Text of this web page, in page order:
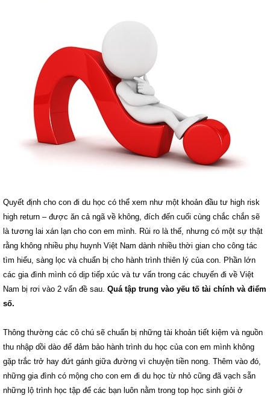
Quyết định cho con đi du học có thể xem như một khoản đầu tư high risk
high return – được ăn cả ngã về không, đích đến cuối cùng chắc chắn sẽ
là tương lai xán lạn cho con em mình. Rủi ro là thế, nhưng có một sự thật
rằng không nhiều phụ huynh Việt Nam dành nhiều thời gian cho công tác
tìm hiểu, sàng lọc và chuẩn bị cho hành trình thiên lý của con. Phần lớn
các gia đình mình có dịp tiếp xúc và tư vấn trong các chuyến đi về Việt
Nam bị rơi vào 2 vấn đề sau. Quá tập trung vào yếu tố tài chính và điểm
số.
Thông thường các cô chú sẽ chuẩn bị những tài khoản tiết kiệm và nguồn
thu nhập dồi dào để đảm bảo hành trình du học của con em mình không
gặp trắc trở hay đứt gánh giữa đường vì chuyện tiền nong. Thêm vào đó,
những gia đình có mộng cho con em đi du học từ nhỏ cũng đã vạch sẵn
những lộ trình học tập để các bạn luôn nằm trong top học sinh giỏi ở